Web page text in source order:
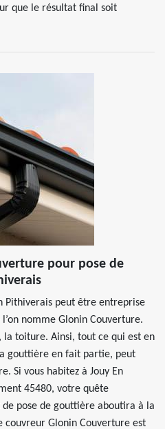
que le résultat final soit
pour pose de
Pithiverais peut être entreprise
nomme Glonin Couverture.
la toiture. Ainsi, tout ce qui est en
gouttière en fait partie, peut
Si vous habitez à Jouy En
45480, votre quête
pose de gouttière aboutira à la
Glonin Couverture est